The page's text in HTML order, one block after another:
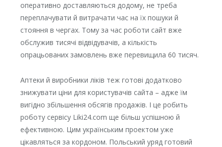
оперативно доставляються додому, не треба
переплачувати й витрачати час на їх пошуки й
стояння в чергах. Тому за час роботи сайт вже
обслужив тисячі відвідувачів, а кількість
опрацьованих замовлень вже перевищила 60 тисяч.
Аптеки й виробники ліків теж готові додатково
знижувати ціни для користувачів сайта – адже їм
вигідно збільшення обсягів продажів. І це робить
роботу сервісу Liki24.com ще більш успішною й
ефективною. Цим українським проектом уже
цікавляться за кордоном. Польський уряд готовий